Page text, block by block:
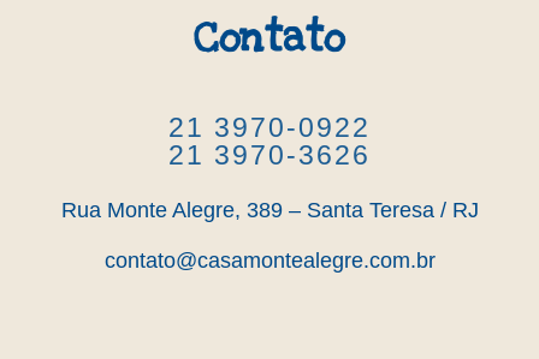
Contato
21 3970-0922
21 3970-3626
Rua Monte Alegre, 389 – Santa Teresa / RJ
contato@casamontealegre.com.br